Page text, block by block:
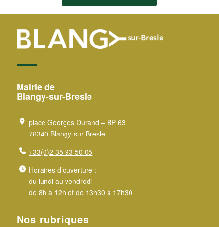
Mairie de
Blangy-sur-Bresle
place Georges Durand – BP 63
76340 Blangy-sur-Bresle
+33(0)2 35 93 50 05
Horaires d’ouverture :
du lundi au vendredi
de 8h à 12h et de 13h30 à 17h30
Nos rubriques